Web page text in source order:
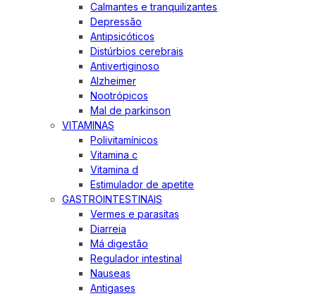
Calmantes e tranquilizantes
Depressão
Antipsicóticos
Distúrbios cerebrais
Antivertiginoso
Alzheimer
Nootrópicos
Mal de parkinson
VITAMINAS
Polivitamínicos
Vitamina c
Vitamina d
Estimulador de apetite
GASTROINTESTINAIS
Vermes e parasitas
Diarreia
Má digestão
Regulador intestinal
Nauseas
Antigases